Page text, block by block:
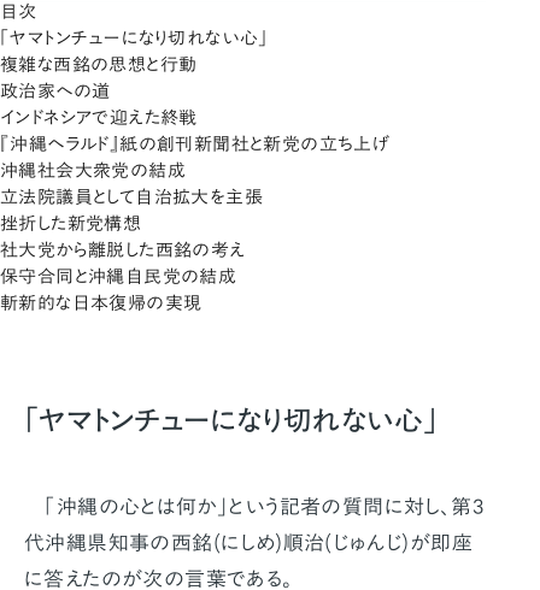
目次
「ヤマトンチューになり切れない心」
複雑な西銘の思想と行動
政治家への道
インドネシアで迎えた終戦
『沖縄ヘラルド』紙の創刊新聞社と新党の立ち上げ
沖縄社会大衆党の結成
立法院議員として自治拡大を主張
挫折した新党構想
社大党から離脱した西銘の考え
保守合同と沖縄自民党の結成
斬新的な日本復帰の実現
「ヤマトンチューになり切れない心」
「沖縄の心とは何か」という記者の質問に対し、第3
代沖縄県知事の西銘(にしめ)順治(じゅんじ)が即座
に答えたのが次の言葉である。